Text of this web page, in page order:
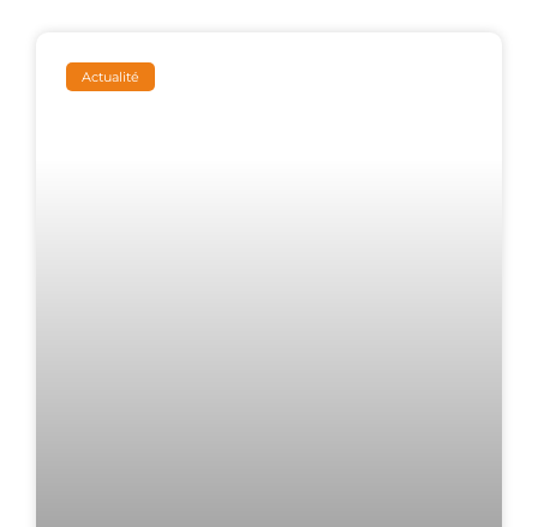
Actualité